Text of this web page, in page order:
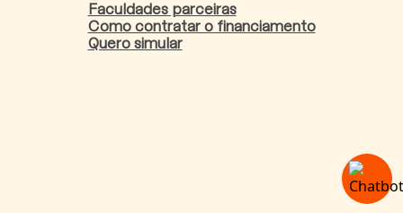
Faculdades parceiras
Como contratar o financiamento
Quero simular